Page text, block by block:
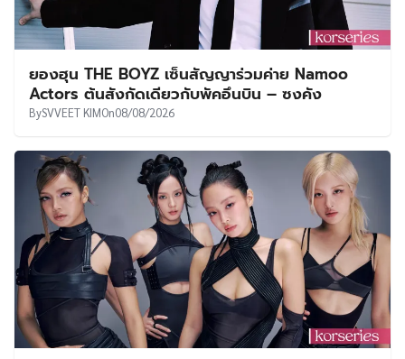
ยองฮุน THE BOYZ เซ็นสัญญาร่วมค่าย Namoo
Actors ต้นสังกัดเดียวกับพัคอึนบิน – ซงคัง
BySVVEET KIMOn08/08/2026